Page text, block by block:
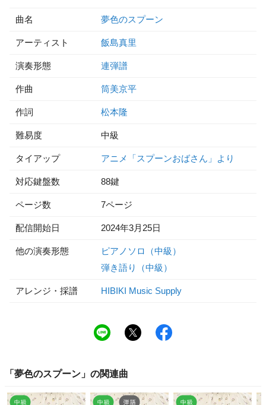
曲名 夢色のスプーン
アーティスト 飯島真里
演奏形態 連弾譜
作曲 筒美京平
作詞 松本隆
難易度 中級
タイアップ アニメ「スプーンおばさん」より
対応鍵盤数 88鍵
ページ数 7ページ
配信開始日 2024年3月25日
他の演奏形態
ピアノソロ（中級）
弾き語り（中級）
アレンジ・採譜 HIBIKI Music Supply
「 夢色のスプーン 」の関連曲